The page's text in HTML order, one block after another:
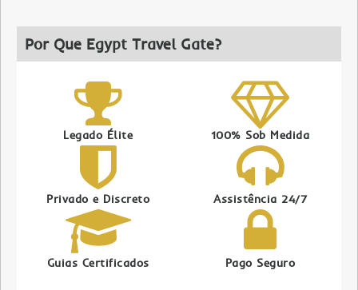
Por Que Egypt Travel Gate?
Legado Élite 100% Sob Medida
Privado e Discreto Assistência 24/7
Guias Certificados Pago Seguro